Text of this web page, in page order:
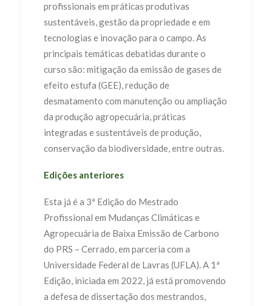
profissionais em práticas produtivas
sustentáveis, gestão da propriedade e em
tecnologias e inovação para o campo. As
principais temáticas debatidas durante o
curso são: mitigação da emissão de gases de
efeito estufa (GEE), redução de
desmatamento com manutenção ou ampliação
da produção agropecuária, práticas
integradas e sustentáveis de produção,
conservação da biodiversidade, entre outras.
Edições anteriores
Esta já é a 3ª Edição do Mestrado
Profissional em Mudanças Climáticas e
Agropecuária de Baixa Emissão de Carbono
do PRS – Cerrado, em parceria com a
Universidade Federal de Lavras (UFLA). A 1ª
Edição, iniciada em 2022, já está promovendo
a defesa de dissertação dos mestrandos,